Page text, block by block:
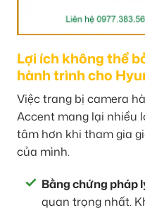
Lợi ích không thể
hành trình cho
Việc trang bị camera
Accent mang lại nhiều
tâm hơn khi tham gia
của mình.
Bằng chứng pháp
quan trọng nhất.